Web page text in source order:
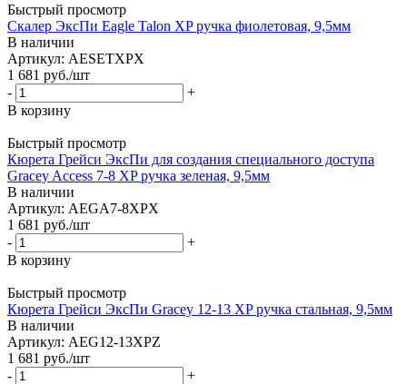
Быстрый просмотр
Скалер ЭксПи Eagle Talon XP ручка фиолетовая, 9,5мм
В наличии
Артикул: AESETXPX
1 681 руб./шт
-
+
В корзину
Быстрый просмотр
Кюрета Грейси ЭксПи для создания специального доступа
Gracey Access 7-8 XP ручка зеленая, 9,5мм
В наличии
Артикул: AEGA7-8XPX
1 681 руб./шт
-
+
В корзину
Быстрый просмотр
Кюрета Грейси ЭксПи Gracey 12-13 XP ручка стальная, 9,5мм
В наличии
Артикул: AEG12-13XPZ
1 681 руб./шт
-
+